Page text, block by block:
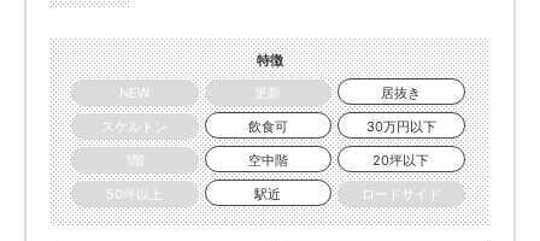
特徴
NEW
更新
居抜き
スケルトン
飲食可
30万円以下
1階
空中階
20坪以下
50坪以上
駅近 ロードサイド